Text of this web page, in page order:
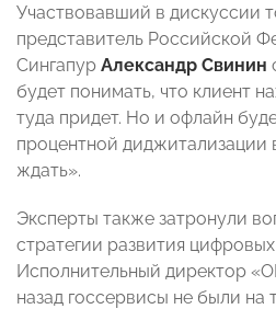
Участвовавший в дискуссии
представитель Российской
Сингапур Александр Свинин
будет понимать, что клиент
туда придет. Но и офлайн
процентной диджитализации
ждать».
Эксперты также затронули
стратегии развития
Исполнительный директор
назад госсервисы не были на